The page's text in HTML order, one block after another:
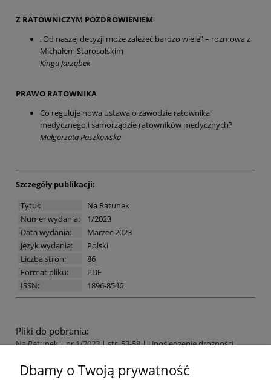
Z RATOWNICZYM POZDROWIENIEM
„Od naszej decyzji może zależeć bardzo wiele” – rozmowa z
Michałem Starosolskim
Kinga Jarząbek
PRAWO RATOWNIKA
Co reguluje nowa ustawa o zawodzie ratownika
medycznego i samorządzie ratowników medycznych?
Małgorzata Paszkowska
Szczegóły publikacji:
Tytuł:
Na Ratunek
Numer wydania:
1/2023
Data wydania:
Marzec 2023
Język wydania:
Polski
Liczba stron:
86
Format pliku:
PDF
ISSN:
1896-8546
Pliki do pobrania:
Na Ratunek | nr 1/2023 | str. 53-58 | Upośledzenie drożności
jamy ustnej pacjenta
Dbamy o Twoją prywatność